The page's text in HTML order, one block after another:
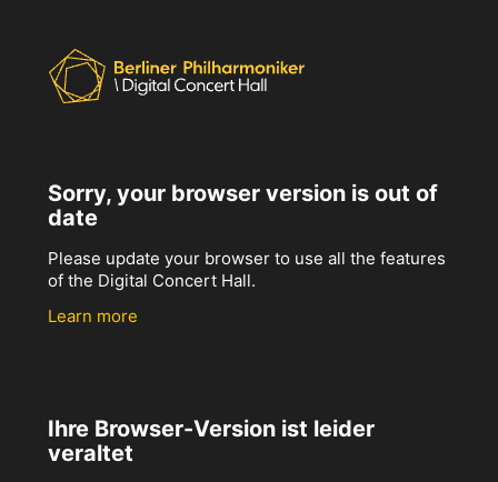
Sorry, your browser version is out of
date
Please update your browser to use all the features
of the Digital Concert Hall.
Learn more
Ihre Browser-Version ist leider
veraltet